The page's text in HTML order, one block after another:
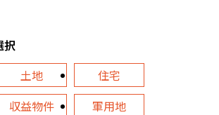
択
土地
住宅
収益物件
軍用地